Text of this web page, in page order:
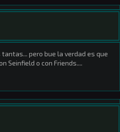
tantas... pero bue la verdad es que
Seinfield o con Friends....